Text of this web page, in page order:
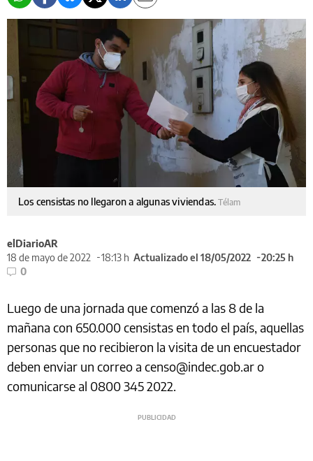
Los censistas no llegaron a algunas viviendas.Télam
elDiarioAR
18 de mayo de 2022
18:13 h Actualizado el 18/05/2022
20:25 h
0
Luego de una jornada que comenzó a las 8 de la
mañana con 650.000 censistas en todo el país, aquellas
personas que no recibieron la visita de un encuestador
deben enviar un correo a censo@indec.gob.ar o
comunicarse al 0800 345 2022.